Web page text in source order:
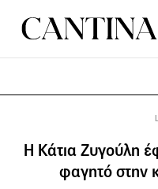
Η Κάτια Ζυγούλη
φαγητό στην